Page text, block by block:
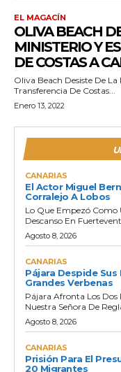
EL MAGACÍN
OLIVA BEACH
MINISTERIO Y
DE COSTAS A
Oliva Beach Desiste De
Transferencia De Costas...
Enero 13, 2022
CANARIAS
El Actor Miguel
Corralejo A Lobos
Lo Que Empezó Como
Descanso En
Agosto 8, 2026
CANARIAS
Pájara Despide Sus
Grandes Verbenas
Pájara Afronta Los Dos
Nuestra Señora De
Agosto 8, 2026
CANARIAS
Prisión Para El
20 Migrantes